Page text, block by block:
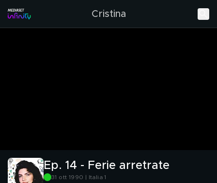
Cristina
Ep. 14 - Ferie arretrate
31 ott 1990 | Italia 1